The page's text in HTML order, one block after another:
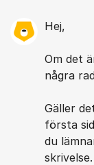
Hej,
Om det
några
Gäller
första
du
skrivelse.